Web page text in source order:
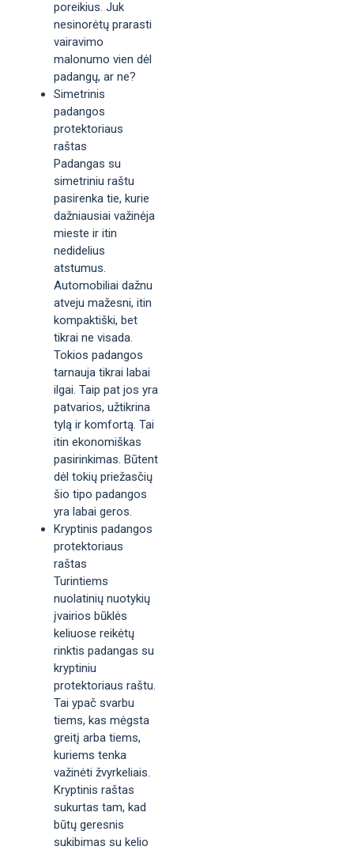
poreikius. Juk
nesinorėtų prarasti
vairavimo
malonumo vien dėl
padangų, ar ne?
Simetrinis
padangos
protektoriaus
raštas
Padangas su
simetriniu raštu
pasirenka tie, kurie
dažniausiai važinėja
mieste ir itin
nedidelius
atstumus.
Automobiliai dažnu
atveju mažesni, itin
kompaktiški, bet
tikrai ne visada.
Tokios padangos
tarnauja tikrai labai
ilgai. Taip pat jos yra
patvarios, užtikrina
tylą ir komfortą. Tai
itin ekonomiškas
pasirinkimas. Būtent
dėl tokių priežasčių
šio tipo padangos
yra labai geros.
Kryptinis padangos
protektoriaus
raštas
Turintiems
nuolatinių nuotykių
įvairios būklės
keliuose reikėtų
rinktis padangas su
kryptiniu
protektoriaus raštu.
Tai ypač svarbu
tiems, kas mėgsta
greitį arba tiems,
kuriems tenka
važinėti žvyrkeliais.
Kryptinis raštas
sukurtas tam, kad
būtų geresnis
sukibimas su kelio